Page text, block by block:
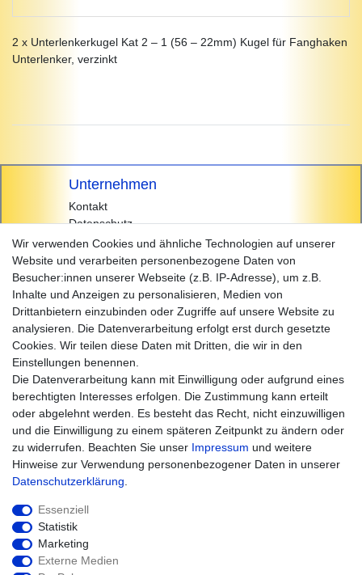
2 x Unterlenkerkugel Kat 2 – 1 (56 – 22mm) Kugel für Fanghaken
Unterlenker, verzinkt
Unternehmen
Kontakt
Datenschutz
AGB
Impressum
Einkaufen
Zahlungsarten
Versandarten & -kosten
Widerrufsrecht
Warenkorb
Zur Kasse
Hilfe
Wir verwenden Cookies und ähnliche Technologien auf unserer
Website und verarbeiten personenbezogene Daten von
Besucher:innen unserer Webseite (z.B. IP-Adresse), um z.B.
Inhalte und Anzeigen zu personalisieren, Medien von
Drittanbietern einzubinden oder Zugriffe auf unsere Website zu
analysieren. Die Datenverarbeitung erfolgt erst durch gesetzte
Cookies. Wir teilen diese Daten mit Dritten, die wir in den
Einstellungen benennen.
Die Datenverarbeitung kann mit Einwilligung oder aufgrund eines
berechtigten Interesses erfolgen. Die Zustimmung kann erteilt
oder abgelehnt werden. Es besteht das Recht, nicht einzuwilligen
und die Einwilligung zu einem späteren Zeitpunkt zu ändern oder
zu widerrufen. Beachten Sie unser Impressum und weitere
Hinweise zur Verwendung personenbezogener Daten in unserer
Daten­schutz­erklärung
Essenziell
Statistik
Marketing
Externe Medien